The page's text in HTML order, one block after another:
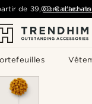
de 39,00 €
Contactez-